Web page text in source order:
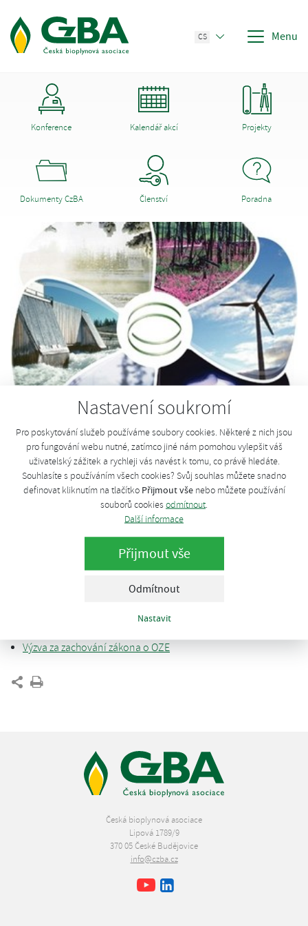
Nastavení soukromí
Pro poskytování služeb používáme soubory cookies. Některé z nich jsou
pro fungování webu nutné, zatímco jiné nám pomohou vylepšit váš
uživatelský zážitek a rychleji vás navést k tomu, co právě hledáte.
Souhlasíte s používáním všech cookies? Svůj souhlas můžete snadno
definovat kliknutím na tlačítko Přijmout všenebo můžete používání
souborů cookies odmítnout.
Další informace
Přijmout vše
Odmítnout
Nastavit
CS Menu
Konference Kalendář akcí Projekty
Dokumenty CzBA Členství Poradna
Výzva za zachování zákona o
Pro případné zájemce zveřejňujeme výzvu za zachování zákona
o obnovitelných zdrojích energie.
Výzva za zachování zákona o OZE
Česká bioplynová asociace
Lipová 1789/9
370 05 České Budějovice
info@czba.cz
Facebook
Youtube